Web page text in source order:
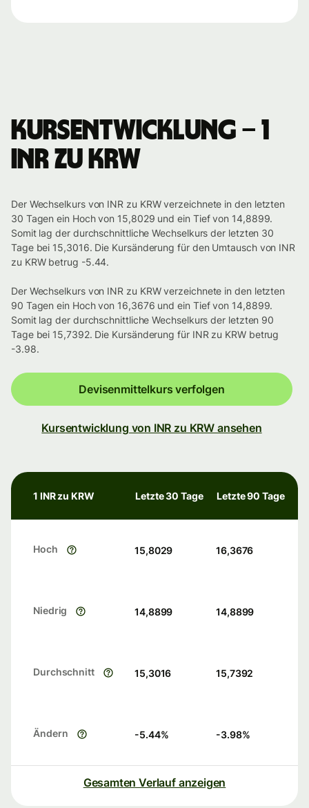
Kursentwicklung – 1
INR zu KRW
Der Wechselkurs von INR zu KRW verzeichnete in den letzten
30 Tagen ein Hoch von 15,8029 und ein Tief von 14,8899.
Somit lag der durchschnittliche Wechselkurs der letzten 30
Tage bei 15,3016. Die Kursänderung für den Umtausch von INR
zu KRW betrug -5.44.
Der Wechselkurs von INR zu KRW verzeichnete in den letzten
90 Tagen ein Hoch von 16,3676 und ein Tief von 14,8899.
Somit lag der durchschnittliche Wechselkurs der letzten 90
Tage bei 15,7392. Die Kursänderung für INR zu KRW betrug
-3.98.
Devisenmittelkurs verfolgen
Kursentwicklung von INR zu KRW ansehen
1 INR zu KRW Letzte 30 Tage Letzte 90 Tage
Hoch 15,8029 16,3676
Niedrig 14,8899 14,8899
Durchschnitt 15,3016 15,7392
Ändern -5.44% -3.98%
Gesamten Verlauf anzeigen